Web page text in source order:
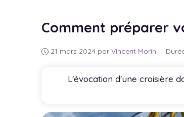
Comment préparer
21 mars 2024 par Vincent Morin ·
L'évocation d'une croisière